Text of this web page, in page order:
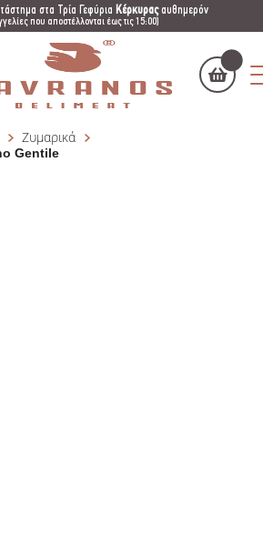
στα Τρία Γεφύρια Κέρκυραςαυθημερόν
που αποστέλλονται έως τις 15:00)
()
Ζυμαρικά
Gentile